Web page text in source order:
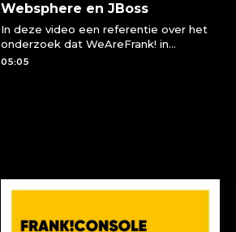
Websphere en JBoss
In deze video een referentie over het
onderzoek dat WeAreFrank! in
opdracht van NN uitvoerde inzake de
05:05